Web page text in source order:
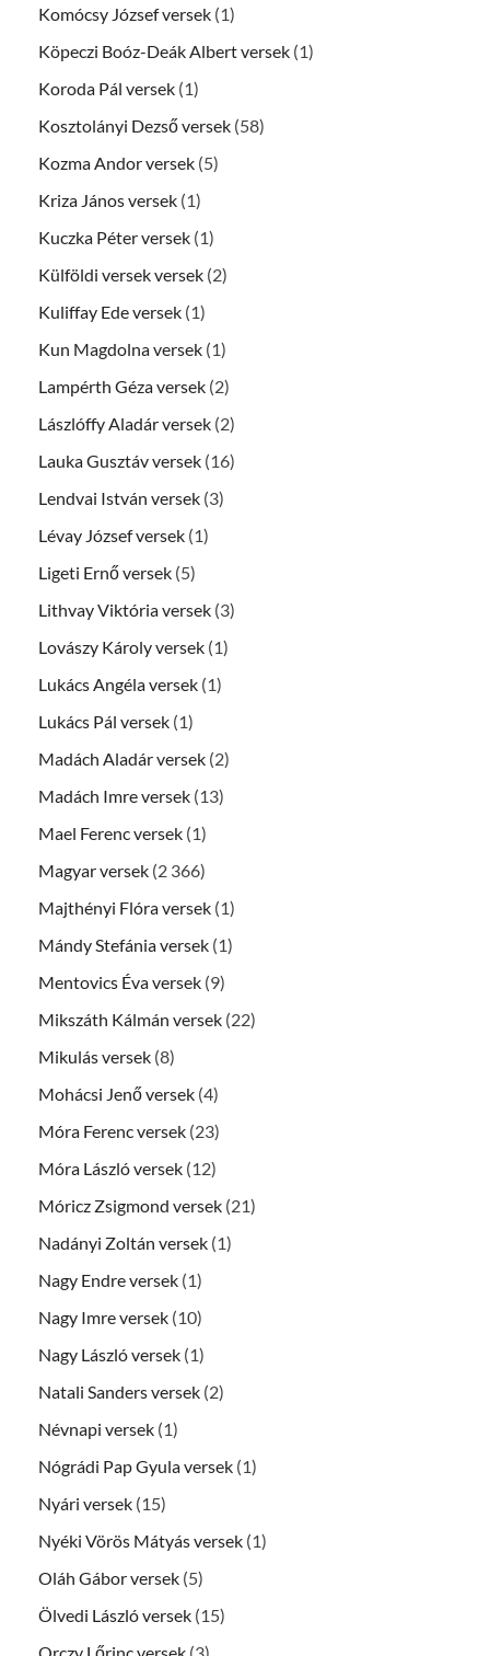
Komócsy József versek (1)
Köpeczi Boóz-Deák Albert versek (1)
Koroda Pál versek (1)
Kosztolányi Dezső versek (58)
Kozma Andor versek (5)
Kriza János versek (1)
Kuczka Péter versek (1)
Külföldi versek versek (2)
Kuliffay Ede versek (1)
Kun Magdolna versek (1)
Lampérth Géza versek (2)
Lászlóffy Aladár versek (2)
Lauka Gusztáv versek (16)
Lendvai István versek (3)
Lévay József versek (1)
Ligeti Ernő versek (5)
Lithvay Viktória versek (3)
Lovászy Károly versek (1)
Lukács Angéla versek (1)
Lukács Pál versek (1)
Madách Aladár versek (2)
Madách Imre versek (13)
Mael Ferenc versek (1)
Magyar versek (2 366)
Majthényi Flóra versek (1)
Mándy Stefánia versek (1)
Mentovics Éva versek (9)
Mikszáth Kálmán versek (22)
Mikulás versek (8)
Mohácsi Jenő versek (4)
Móra Ferenc versek (23)
Móra László versek (12)
Móricz Zsigmond versek (21)
Nadányi Zoltán versek (1)
Nagy Endre versek (1)
Nagy Imre versek (10)
Nagy László versek (1)
Natali Sanders versek (2)
Névnapi versek (1)
Nógrádi Pap Gyula versek (1)
Nyári versek (15)
Nyéki Vörös Mátyás versek (1)
Oláh Gábor versek (5)
Ölvedi László versek (15)